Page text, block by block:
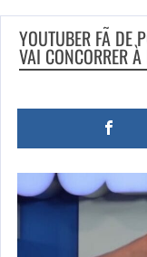
YOUTUBER FÃ DE
VAI CONCORRER